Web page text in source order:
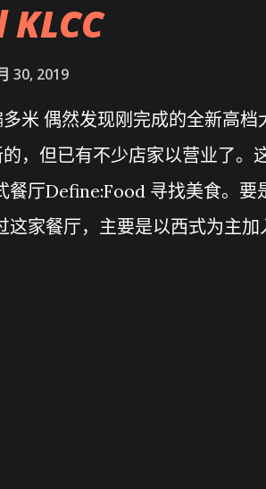
30, 2019
米 偶然发现刚完成的全新高
，但已有不少店家以营业了。
餐厅Define:Food 寻找美食。
家餐厅，主要是以西式为主加